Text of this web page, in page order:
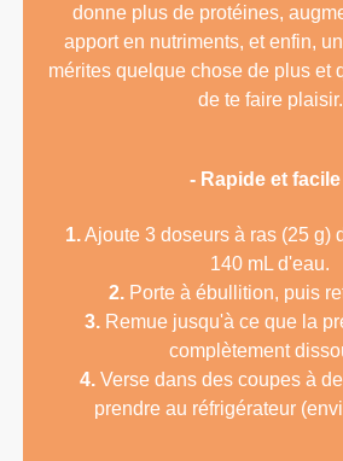
donne plus de protéines,
apport en nutriments, et enfin,
mérites quelque chose de plus et
de te faire plaisir.
- Rapide et facile
1.Ajoute 3 doseurs à ras (25 g)
140 mL d'eau.
2. Porte à ébullition, puis
3. Remue jusqu'à ce que la
complètement
4. Verse dans des coupes à
prendre au réfrigérateur